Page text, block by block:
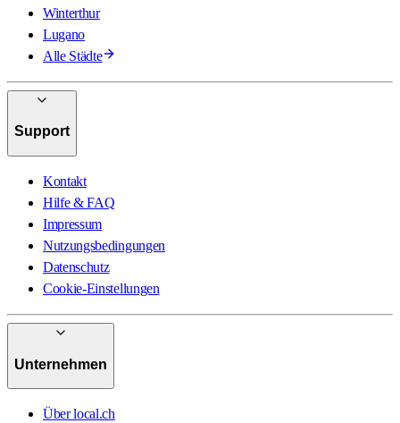
Winterthur
Lugano
Alle Städte
Support
Kontakt
Hilfe & FAQ
Impressum
Nutzungsbedingungen
Datenschutz
Cookie-Einstellungen
Unternehmen
Über local.ch